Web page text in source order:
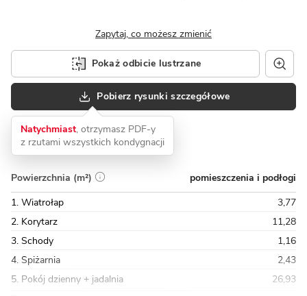
Zapytaj, co możesz zmienić
Pokaż odbicie lustrzane
Pobierz rysunki szczegółowe
Natychmiast, otrzymasz PDF-y
z rzutami wszystkich kondygnacji
Powierzchnia (m²)
pomieszczenia i podłogi
1. Wiatrołap
3,77
2. Korytarz
11,28
3. Schody
1,16
4. Spiżarnia
2,43
5. Pokój dzienny + jadalnia
26,93